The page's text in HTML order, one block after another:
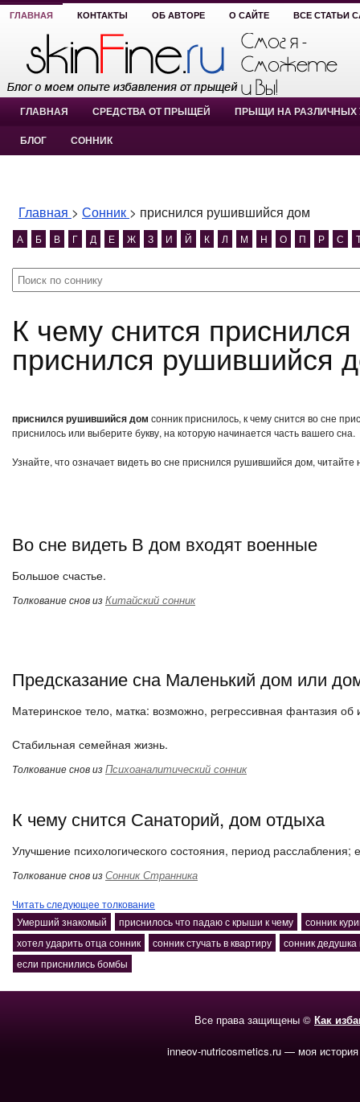
ГЛАВНАЯ КОНТАКТЫ ОБ АВТОРЕ О САЙТЕ ВСЕ СТАТЬИ
ГЛАВНАЯ СРЕДСТВА ОТ ПРЫЩЕЙ ПРЫЩИ НА РАЗЛИЧНЫХ
БЛОГ СОННИК
Главная > Сонник > приснился рушившийся дом
А Б В Г Д Е Ж З И Й К Л М Н О П Р С
К чему снится приснился рушившийся дом?
приснился рушившийся
приснился рушившийся дом сонник приснилось, к чему снится во сне
приснилось или выберите букву, на которую начинается часть вашего сна.
Узнайте, что означает видеть во сне приснился рушившийся дом,
Во сне видеть В дом входят военные
Большое счастье.
Толкование снов изКитайский сонник
Предсказание сна Маленький дом или
Материнское тело, матка: возможно, регрессивная фантазия
Стабильная семейная жизнь.
Толкование снов изПсихоаналитический сонник
К чему снится Санаторий, дом отдыха
Улучшение психологического состояния, период расслабления;
Толкование снов изСонник Странника
Читать следующее толкование
Умерший знакомый
приснилось что падаю с крыши к чему
сонник
хотел ударить отца сонник
сонник стучать в квартиру
сонник
если приснились бомбы
Все права защищены © Как
inneov-nutricosmetics.ru — моя